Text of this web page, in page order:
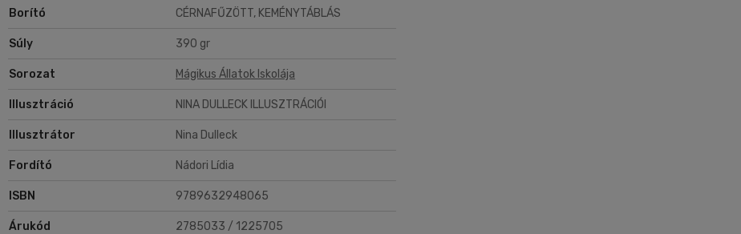
Borító CÉRNAFŰZÖTT, KEMÉNYTÁBLÁS
Súly 390 gr
Sorozat Mágikus Állatok Iskolája
Illusztráció NINA DULLECK ILLUSZTRÁCIÓI
Illusztrátor Nina Dulleck
Fordító Nádori Lídia
ISBN 9789632948065
Árukód 2785033 / 1225705